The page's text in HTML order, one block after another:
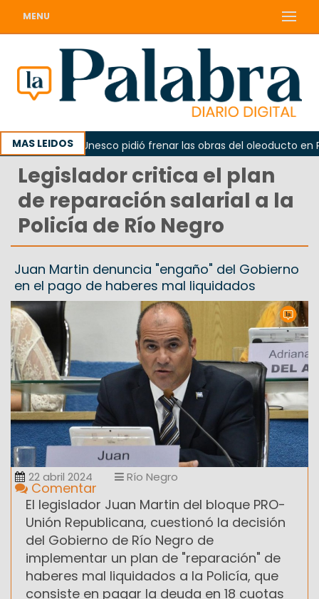
MENU
MAS LEIDOSLa Unesco pidió frenar las obras del oleoducto en
Legislador critica el plan
de reparación salarial a la
Policía de Río Negro
Juan Martin denuncia "engaño" del Gobierno
en el pago de haberes mal liquidados
22 abril 2024 Río Negro
Comentar
El legislador Juan Martin del bloque PRO-
Unión Republicana, cuestionó la decisión
del Gobierno de Río Negro de
implementar un plan de "reparación" de
haberes mal liquidados a la Policía, que
consiste en pagar la deuda en 18 cuotas